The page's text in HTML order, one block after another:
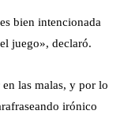
bien intencionada
juego», declaró.
en las malas, y por lo
irónico